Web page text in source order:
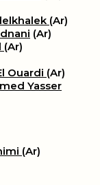
(Ar)
(Ar)
(Ar)
Ouardi (Ar)
Yasser
(Ar)